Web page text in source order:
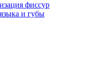
фиссур
и губы